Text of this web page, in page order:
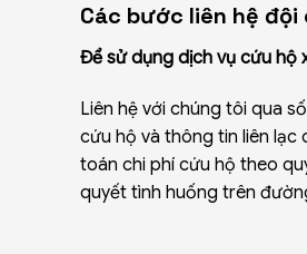
Các bước liên hệ đội
Để sử dụng dịch vụ cứu hộ
Liên hệ với chúng tôi qua
cứu hộ và thông tin liên lạc
toán chi phí cứu hộ theo
quyết tình huống trên